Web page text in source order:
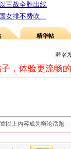
三战全胜出线
女排不费吹...
精华帖
匿名
，体验更流畅